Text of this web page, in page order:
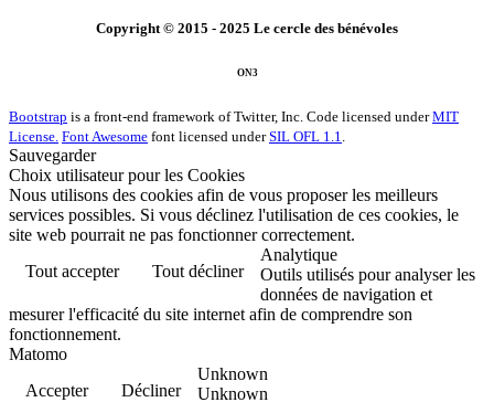
Copyright © 2015 - 2025 Le cercle des bénévoles
ON3
Bootstrap is a front-end framework of Twitter, Inc. Code licensed underMIT
License. Font Awesome font licensed underSIL OFL 1.1
Sauvegarder
Choix utilisateur pour les Cookies
Nous utilisons des cookies afin de vous proposer les meilleurs
services possibles. Si vous déclinez l'utilisation de ces cookies, le
site web pourrait ne pas fonctionner correctement.
Tout accepter
Tout décliner
Analytique
Outils utilisés pour analyser les
données de navigation et
mesurer l'efficacité du site internet afin de comprendre son
fonctionnement.
Matomo
Accepter
Décliner
Unknown
Unknown